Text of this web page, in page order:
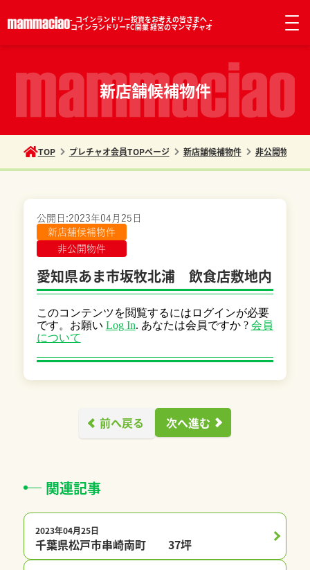
コインランドリー投資をお考えの皆さまへ
コインランドリーFC開業 経営のマンマチャオ
新店舗候補物件
TOP プレチャオ会員TOPページ 新店舗候補物件 非公開物件
公開日:2023年04月25日
新店舗候補物件
非公開物件
愛知県あま市坂牧北浦 飲食店敷地内
このコンテンツを閲覧するにはログインが必要
です。お願い Log In. あなたは会員ですか ? 会員
について
前へ戻る 次へ進む
関連記事
2023年04月25日
千葉県松戸市串崎南町 37坪